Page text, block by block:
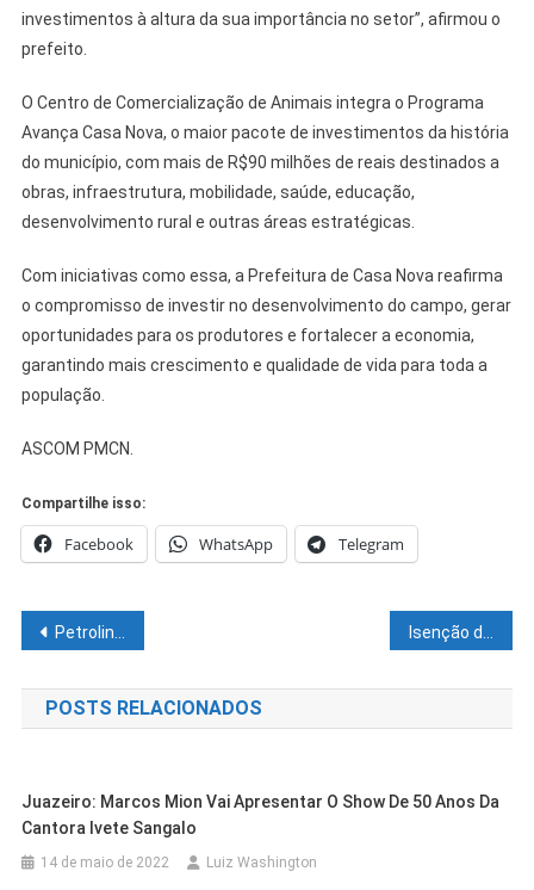
investimentos à altura da sua importância no setor”, afirmou o
prefeito.
O Centro de Comercialização de Animais integra o Programa
Avança Casa Nova, o maior pacote de investimentos da história
do município, com mais de R$90 milhões de reais destinados a
obras, infraestrutura, mobilidade, saúde, educação,
desenvolvimento rural e outras áreas estratégicas.
Com iniciativas como essa, a Prefeitura de Casa Nova reafirma
o compromisso de investir no desenvolvimento do campo, gerar
oportunidades para os produtores e fortalecer a economia,
garantindo mais crescimento e qualidade de vida para toda a
população.
ASCOM PMCN.
Compartilhe isso:
Facebook WhatsApp Telegram
Navegação
de
Post
Petrolina entra em fase de conclusão do primeiro Canil/Gatil Municipal
POSTS RELACIONADOS
Juazeiro: Marcos Mion Vai Apresentar O Show De 50 Anos Da
Cantora Ivete Sangalo
14 de maio de 2022 Luiz Washington